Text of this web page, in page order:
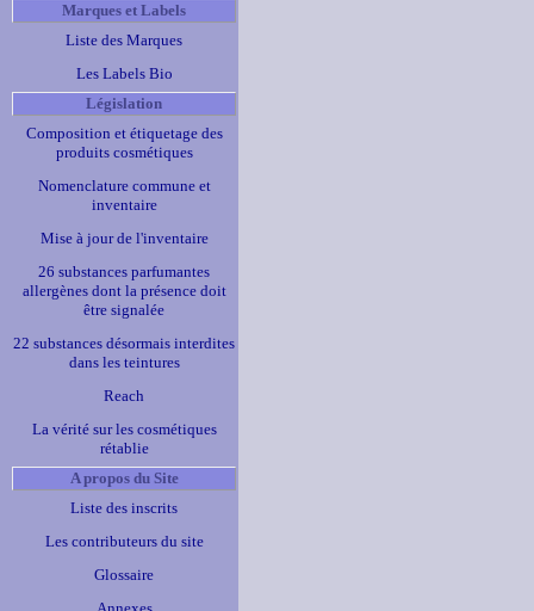
Marques et Labels
Liste des Marques
Les Labels Bio
Législation
Composition et étiquetage des
produits cosmétiques
Nomenclature commune et
inventaire
Mise à jour de l'inventaire
26 substances parfumantes
allergènes dont la présence doit
être signalée
22 substances désormais interdites
dans les teintures
Reach
La vérité sur les cosmétiques
rétablie
A propos du Site
Liste des inscrits
Les contributeurs du site
Glossaire